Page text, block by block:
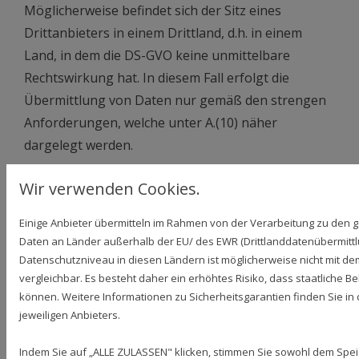
Möglicherweise befindet sich der Sitz eines
Drittanbieters in einem Drittland, d.h. in einem
Land, in dem die DS-GVO keine unmittelbare
Rechtswirkung hat. In diesem Fall erfolgt die
Übermittlung von Daten nur gemäß den strengen
Anforderungen, welche unter A.(10) näher
dargelegt werden.
Darüber hinaus geben wir Ihre
wenn Sie nach Art. 6 Abs. 1 S. 1 lit. a DS-GVO eine
ausdrückliche Einwilligung dazu erteilt haben.
Voraussetzungen der Weitergabe von
personenbezogenen Daten in die USA und
Wir verwenden Cookies.
Einige Anbieter übermitteln im Rahmen von der Verarbeitung zu den
Daten an Länder außerhalb der EU/ des EWR
Datenschutzniveau in diesen Ländern ist möglicherweise nicht mit
vergleichbar. Es besteht daher ein erhöhtes Risiko, dass staatliche
können. Weitere Informationen zu Sicherheitsgarantien finden Sie
jeweiligen Anbieters.
Indem Sie auf „ALLE ZULASSEN" klicken, stimmen Sie sowohl dem